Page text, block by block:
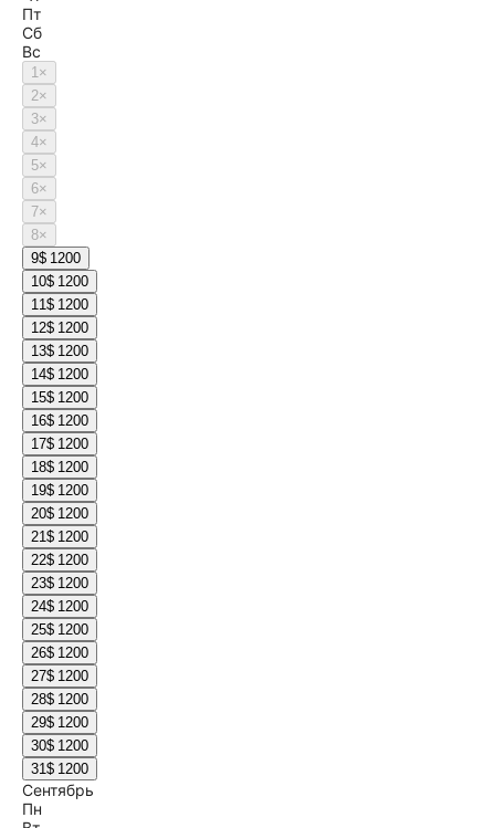
Пт
Сб
Вс
1×
2×
3×
4×
5×
6×
7×
8×
9$ 1200
10$ 1200
11$ 1200
12$ 1200
13$ 1200
14$ 1200
15$ 1200
16$ 1200
17$ 1200
18$ 1200
19$ 1200
20$ 1200
21$ 1200
22$ 1200
23$ 1200
24$ 1200
25$ 1200
26$ 1200
27$ 1200
28$ 1200
29$ 1200
30$ 1200
31$ 1200
Сентябрь
Пн